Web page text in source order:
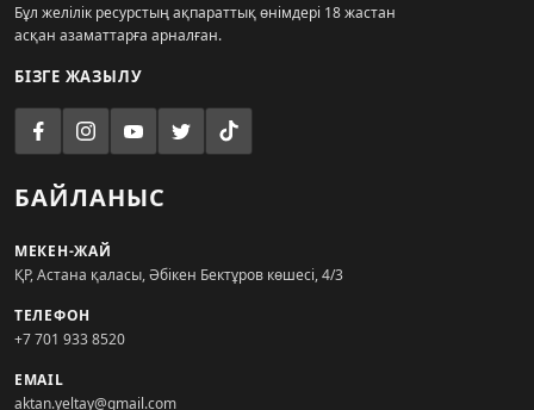
Бұл желілік ресурстың ақпараттық өнімдері 18 жастан
асқан азаматтарға арналған.
БІЗГЕ ЖАЗЫЛУ
БАЙЛАНЫС
МЕКЕН-ЖАЙ
ҚР, Астана қаласы, Әбікен Бектұров көшесі, 4/3
ТЕЛЕФОН
+7 701 933 8520
EMAIL
aktan.yeltay@gmail.com